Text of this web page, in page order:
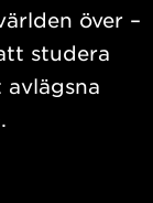
över –
studera